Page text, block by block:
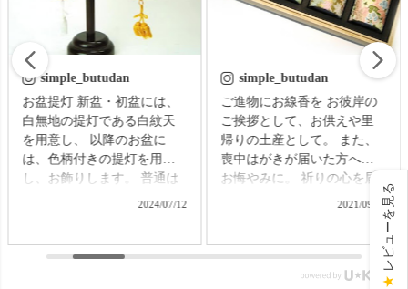
simple_butudan
お盆提灯 新盆・初盆には、
白無地の提灯である白紋天
を用意し、 以降のお盆に
は、色柄付きの提灯を用意
し、お飾りします。 普通は
それぞれの提灯を別に準備
そんなお困りごとにお応え
2024/07/12
simple_butudan
ご進物にお線香を お彼岸の
ご挨拶として、お供えや里
帰りの土産として。 また、
喪中はがきが届いた方への
お悔やみに。 祈りの心を届
ける贈り物で、故人をしの
らべ 桜/一葉/紅梅/椿（甘・
優）5本入（桐箱） ▼メモリ
2021/09/09
★
レビューを見る